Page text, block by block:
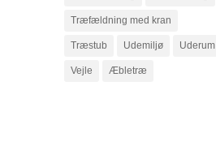
Træfældning med kran
Træstub Udemiljø Uderum
Vejle Æbletræ